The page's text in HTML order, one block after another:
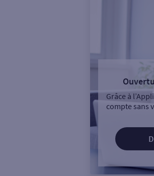
Grâce à
compte sans